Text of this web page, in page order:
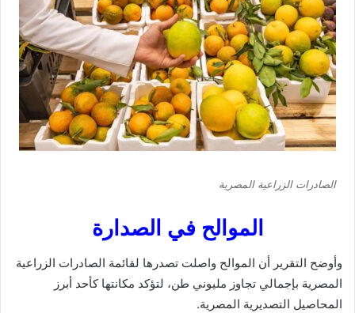
الصادرات الزراعية المصرية
الموالح في الصدارة
وأوضح التقرير أن الموالح واصلت تصدرها لقائمة الصادرات الزراعية
المصرية بإجمالي تجاوز مليوني طن، لتؤكد مكانتها كأحد أبرز
المحاصيل التصديرية المصرية.